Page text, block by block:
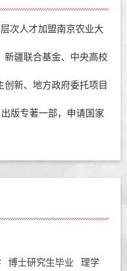
次人才加盟南京农业大
新疆联合基金、中央高校
创新、地方政府委托项目
版专著一部，申请国家
博士研究生毕业 理学